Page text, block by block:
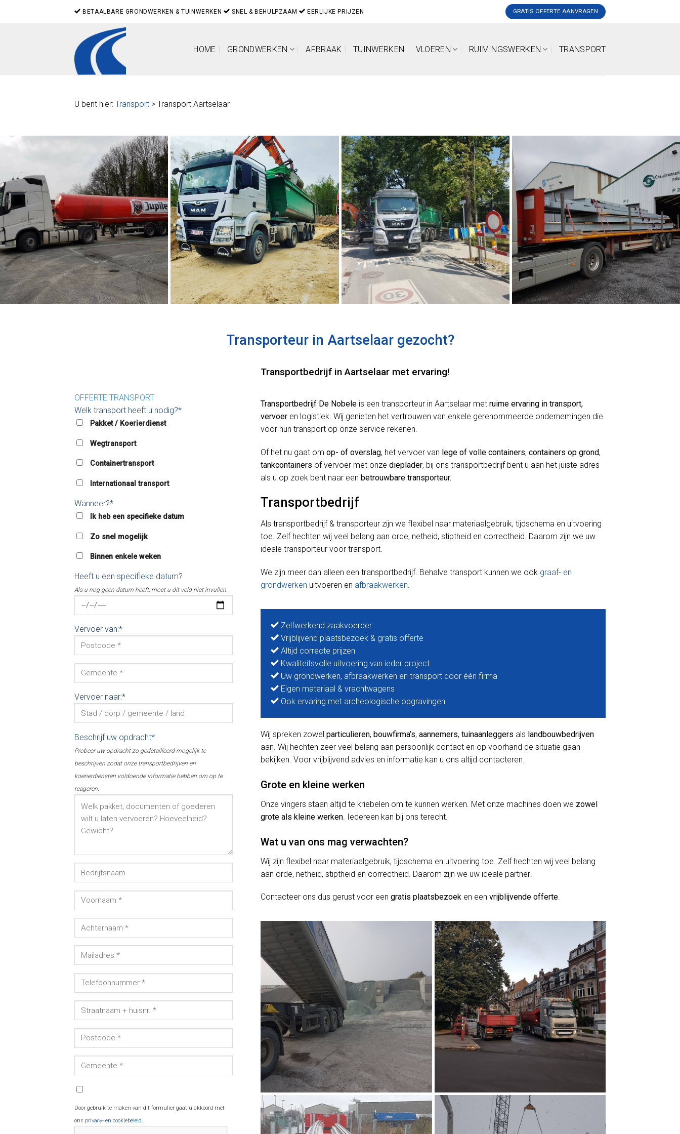
BETAALBARE GRONDWERKEN & TUINWERKEN SNEL & BEHULPZAAM EERLIJKE PRIJZEN GRATIS OFFERTE AANVRAGEN
HOME GRONDWERKEN AFBRAAK TUINWERKEN VLOEREN RUIMINGSWERKEN TRANSPORT
U bent hier: Transport > Transport Aartselaar
Transporteur in Aartselaar gezocht?
OFFERTE TRANSPORT
Welk transport heeft u nodig?*
Pakket / Koerierdienst
Wegtransport
Containertransport
Internationaal transport
Wanneer?*
Ik heb een specifieke datum
Zo snel mogelijk
Binnen enkele weken
Heeft u een specifieke datum?
Als u nog geen datum heeft, moet u dit veld niet invullen.
Vervoer van:*
Vervoer naar:*
Beschrijf uw opdracht*
Probeer uw opdracht zo gedetailleerd mogelijk te
beschrijven zodat onze transportbedrijven en
koerierdiensten voldoende informatie hebben om op te
reageren.
Door gebruik te maken van dit formulier gaat u akkoord met
ons privacy- en cookiebeleid
Transportbedrijf in Aartselaar met ervaring!
Transportbedrijf De Nobele is een transporteur in Aartselaar metruime ervaring in transport,
vervoer en logistiek. Wij genieten het vertrouwen van enkele gerenommeerde ondernemingen die
voor hun transport op onze service rekenen.
Of het nu gaat omop- of overslag, het vervoer van lege of volle containers,containers op grond,
tankcontainers of vervoer met onzedieplader, bij ons transportbedrijf bent u aan het juiste adres
als u op zoek bent naar eenbetrouwbare transporteur.
Transportbedrijf
Als transportbedrijf & transporteur zijn we flexibel naar materiaalgebruik, tijdschema en uitvoering
toe. Zelf hechten wij veel belang aan orde, netheid, stiptheid en correctheid. Daarom zijn we uw
ideale transporteur voor transport.
We zijn meer dan alleen een transportbedrijf. Behalve transport kunnen we ook graaf- en
grondwerken uitvoeren en afbraakwerken.
Zelfwerkend zaakvoerder
Vrijblijvend plaatsbezoek & gratis offerte
Altijd correcte prijzen
Kwaliteitsvolle uitvoering van ieder project
Uw grondwerken, afbraakwerken en transport door één firma
Eigen materiaal & vrachtwagens
Ook ervaring met archeologische opgravingen
Wij spreken zowelparticulieren,bouwfirma’s,aannemers,tuinaanleggers als landbouwbedrijven
aan. Wij hechten zeer veel belang aan persoonlijk contact en op voorhand de situatie gaan
bekijken. Voor vrijblijvend advies en informatie kan u ons altijd contacteren.
Grote en kleine werken
Onze vingers staan altijd te kriebelen om te kunnen werken. Met onze machines doen we zowel
grote als kleine werken . Iedereen kan bij ons terecht.
Wat u van ons mag verwachten?
Wij zijn flexibel naar materiaalgebruik, tijdschema en uitvoering toe. Zelf hechten wij veel belang
aan orde, netheid, stiptheid en correctheid. Daarom zijn we uw ideale partner!
Contacteer ons dus gerust voor eengratis plaatsbezoek en eenvrijblijvende offerte.